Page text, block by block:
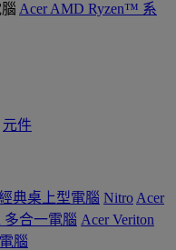
Acer AMD Ryzen™ 系
元件
典桌上型電腦 Nitro Acer
多合一電腦 Acer Veriton
腦